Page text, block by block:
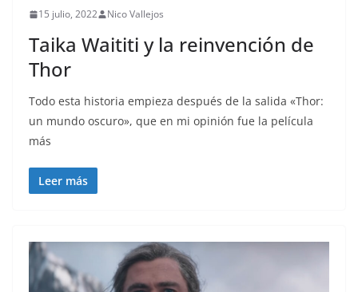
15 julio, 2022 Nico Vallejos
Taika Waititi y la reinvención de
Thor
Todo esta historia empieza después de la salida «Thor:
un mundo oscuro», que en mi opinión fue la película
más
Leer más